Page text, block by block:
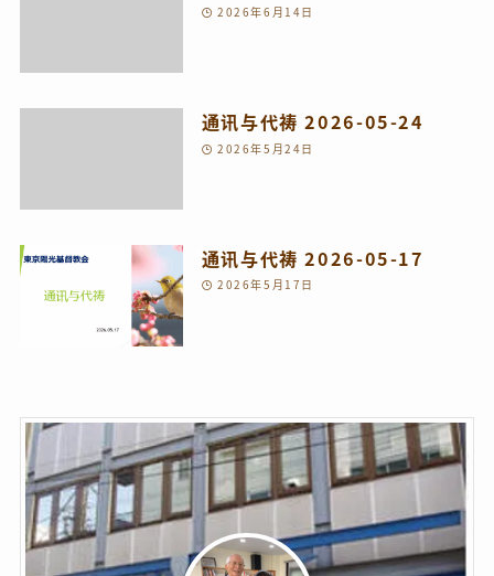
2026年6月14日
通讯与代祷 2026-05-24
2026年5月24日
通讯与代祷 2026-05-17
2026年5月17日